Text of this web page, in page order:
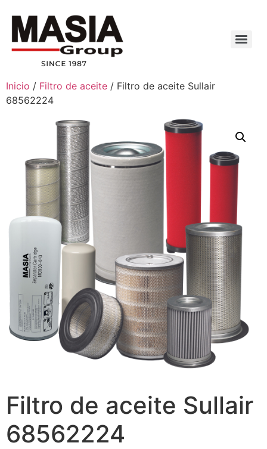
Inicio / Filtro de aceite / Filtro de aceite Sullair
68562224
Filtro de aceite Sullair
68562224